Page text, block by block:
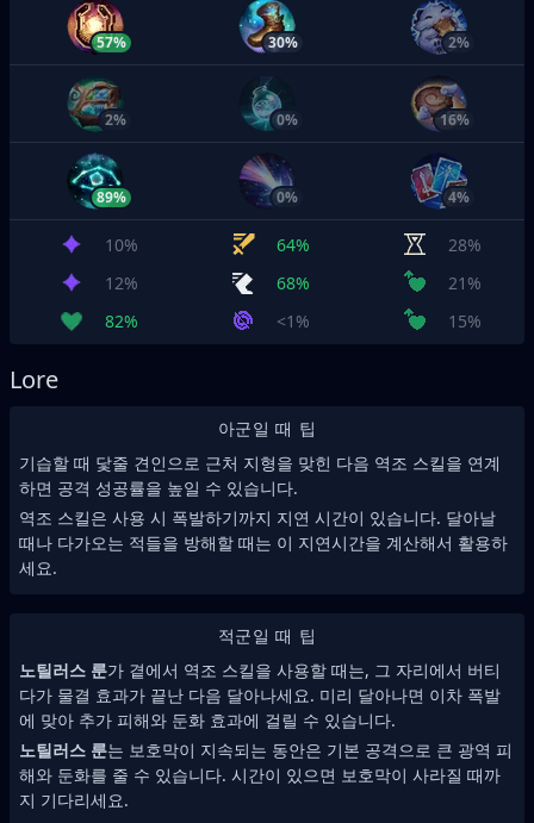
57% 30% 2%
2% 0% 16%
89% 0% 4%
10% 64%
28%
12%
68%
21%
82%
<1% 15%
Lore
아군일 때 팁
기습할 때 닻줄 견인으로 근처 지형을 맞힌 다음 역조 스킬을 연계
하면 공격 성공률을 높일 수 있습니다.
역조 스킬은 사용 시 폭발하기까지 지연 시간이 있습니다. 달아날
때나 다가오는 적들을 방해할 때는 이 지연시간을 계산해서 활용하
세요.
적군일 때 팁
노틸러스 룬가 곁에서 역조 스킬을 사용할 때는, 그 자리에서 버티
다가 물결 효과가 끝난 다음 달아나세요. 미리 달아나면 이차 폭발
에 맞아 추가 피해와 둔화 효과에 걸릴 수 있습니다.
노틸러스 룬는 보호막이 지속되는 동안은 기본 공격으로 큰 광역 피
해와 둔화를 줄 수 있습니다. 시간이 있으면 보호막이 사라질 때까
지 기다리세요.